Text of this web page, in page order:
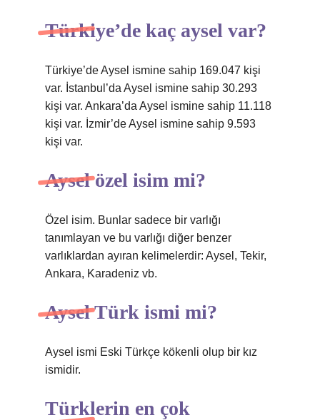
Türkiye’de kaç aysel var?
Türkiye’de Aysel ismine sahip 169.047 kişi
var. İstanbul’da Aysel ismine sahip 30.293
kişi var. Ankara’da Aysel ismine sahip 11.118
kişi var. İzmir’de Aysel ismine sahip 9.593
kişi var.
Aysel özel isim mi?
Özel isim. Bunlar sadece bir varlığı
tanımlayan ve bu varlığı diğer benzer
varlıklardan ayıran kelimelerdir: Aysel, Tekir,
Ankara, Karadeniz vb.
Aysel Türk ismi mi?
Aysel ismi Eski Türkçe kökenli olup bir kız
ismidir.
Türklerin en çok